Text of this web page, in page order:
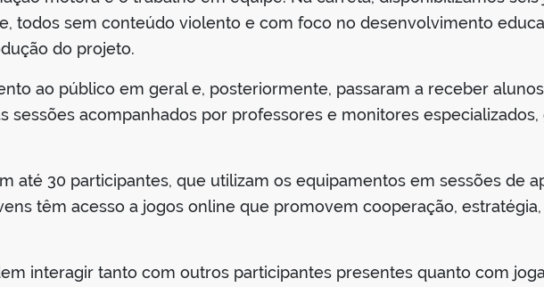
todos sem conteúdo violento e com foco no desenvolvimento
do projeto.
ao público em geral e, posteriormente, passaram a receber
sessões acompanhados por professores e monitores
até 30 participantes, que utilizam os equipamentos em sessões de
têm acesso a jogos online que promovem cooperação,
interagir tanto com outros participantes presentes quanto com